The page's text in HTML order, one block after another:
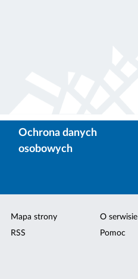
Ochrona danych
osobowych
Mapa strony
RSS
O serwisie
Pomoc